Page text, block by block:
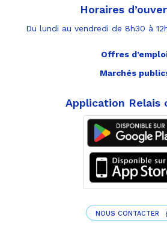
Horaires
Du lundi au vendredi de 8h30 à
Offres
Marchés
Application Relais
NOUS CONTACTER